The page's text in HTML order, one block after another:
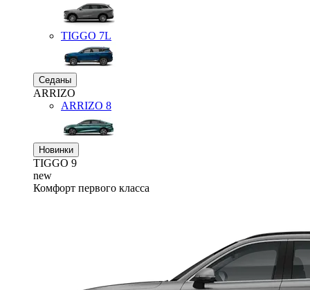
TIGGO 7L
Седаны
ARRIZO
ARRIZO 8
Новинки
TIGGO 9
new
Комфорт первого класса